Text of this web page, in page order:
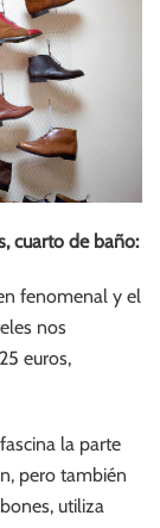
cuarto de baño:
fenomenal y el
nos
euros,
la parte
pero también
utiliza